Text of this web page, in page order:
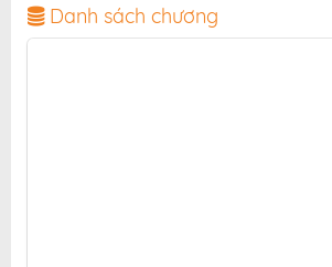
nghiệm đọc truyện hấp dẫn, tiện lợi,
phí cho độc giả yêu thích truyện
Danh sách chương